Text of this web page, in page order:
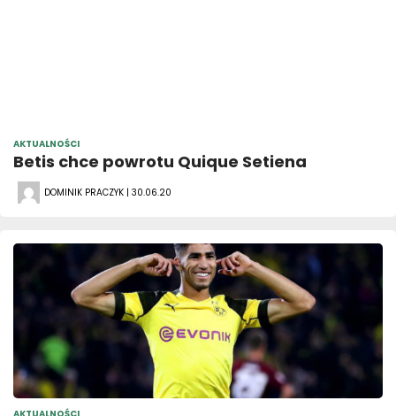
AKTUALNOŚCI
Betis chce powrotu Quique Setiena
DOMINIK PRACZYK | 30.06.20